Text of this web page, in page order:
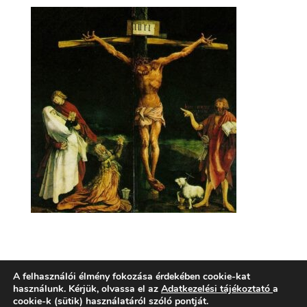
A felhasználói élmény fokozása érdekében cookie-kat
használunk. Kérjük, olvassa el az Adatkezelési tájékoztató a
cookie-k (sütik) használatáról szóló pontját.